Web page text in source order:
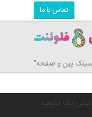
تماس با ما
پین و صفحه"
یک نتیجه